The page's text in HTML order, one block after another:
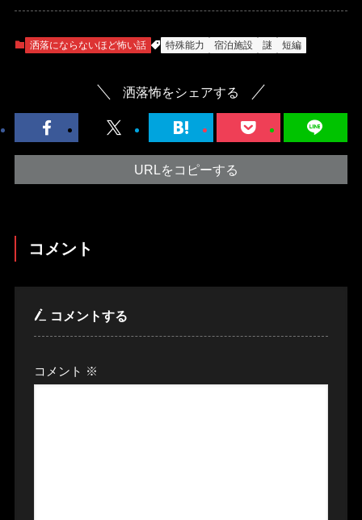
洒落にならないほど怖い話 特殊能力 宿泊施設 謎 短編
洒落怖をシェアする
URLをコピーする
コメント
コメントする
コメント ※